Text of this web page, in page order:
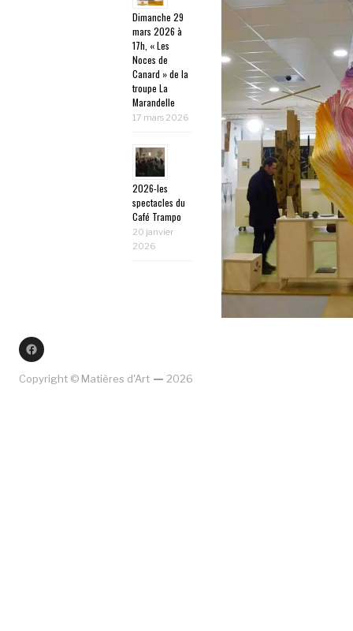
Dimanche 29
mars 2026 à
17h, « Les
Noces de
Canard » de la
troupe La
Marandelle
17 mars 2026
2026-les
spectacles du
Café Trampo
20 janvier
2026
Facebook
Copyright © Matières d'Art 2026